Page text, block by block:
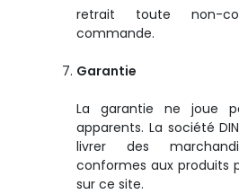
retrait toute non-
commande.
Garantie
La garantie ne joue
apparents. La société
livrer des
conformes aux produits
sur ce site.